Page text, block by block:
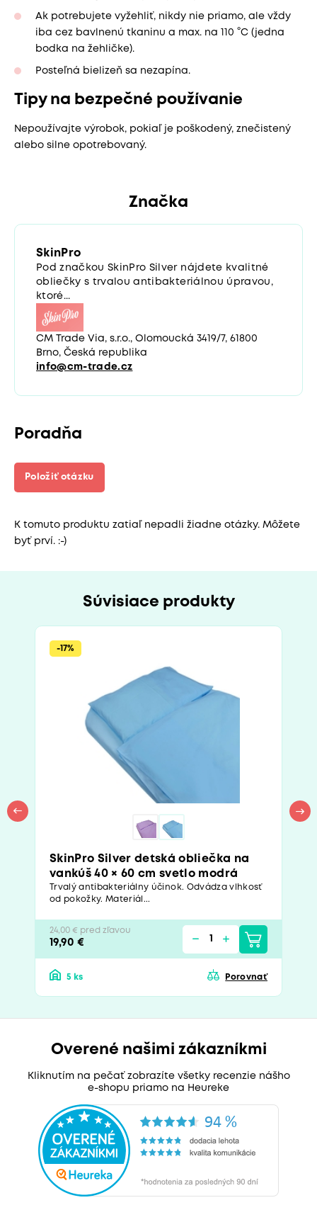
Ak potrebujete vyžehliť, nikdy nie priamo, ale vždy
iba cez bavlnenú tkaninu a max. na 110 °C (jedna
bodka na žehličke).
Posteľná bielizeň sa nezapína.
Tipy na bezpečné používanie
Nepoužívajte výrobok, pokiaľ je poškodený, znečistený
alebo silne opotrebovaný.
Značka
SkinPro
Pod značkou SkinPro Silver nájdete kvalitné
obliečky s trvalou antibakteriálnou úpravou,
ktoré...
CM Trade Via, s.r.o., Olomoucká 3419/7, 61800
Brno, Česká republika
info@cm-trade.cz
Poradňa
Položiť otázku
K tomuto produktu zatiaľ nepadli žiadne otázky. Môžete
byť prví. :-)
Súvisiace produkty
-17%
SkinPro Silver detská obliečka na
vankúš 40 × 60 cm svetlo modrá
Trvalý antibakteriálny účinok. Odvádza vlhkosť
od pokožky. Materiál...
24,00 € pred zľavou
19,90 €
5 ks Porovnať
Overené našimi zákazníkmi
Kliknutím na pečať zobrazíte všetky recenzie nášho
e-shopu priamo na Heureke